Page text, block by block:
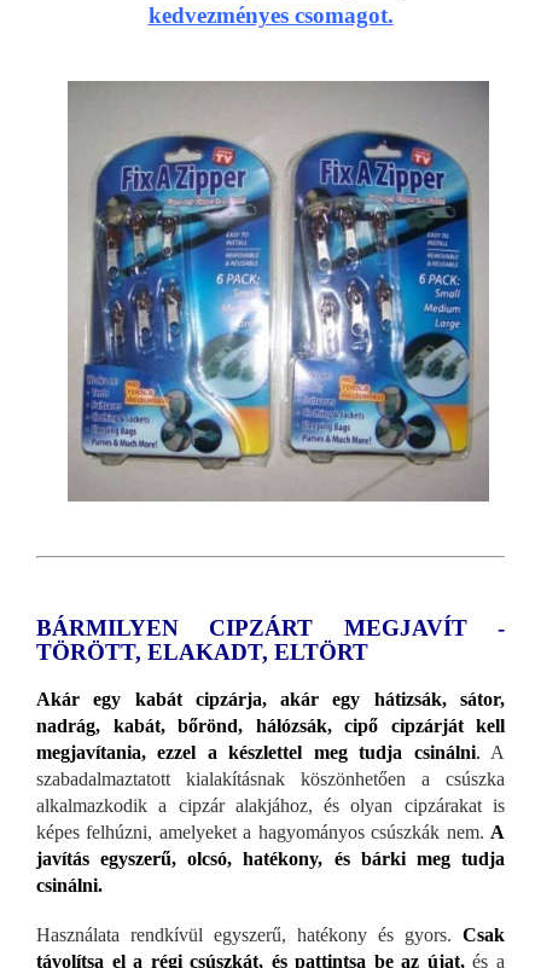
kedvezményes csomagot.
BÁRMILYEN CIPZÁRT MEGJAVÍT -
TÖRÖTT, ELAKADT, ELTÖRT
Akár egy kabát cipzárja, akár egy hátizsák, sátor,
nadrág, kabát, bőrönd, hálózsák, cipő cipzárját kell
megjavítania, ezzel a készlettel meg tudja csinálni. A
szabadalmaztatott kialakításnak köszönhetően a csúszka
alkalmazkodik a cipzár alakjához, és olyan cipzárakat is
képes felhúzni, amelyeket a hagyományos csúszkák nem. A
javítás egyszerű, olcsó, hatékony, és bárki meg tudja
csinálni.
Használata rendkívül egyszerű, hatékony és gyors. Csak
távolítsa el a régi csúszkát, és pattintsa be az újat,és a